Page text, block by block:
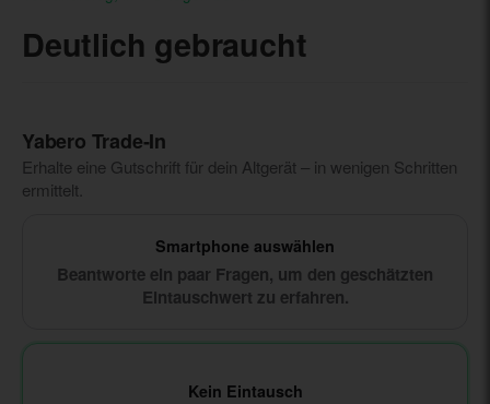
Deutlich gebraucht
Yabero Trade‑In
Erhalte eine Gutschrift für dein Altgerät – in wenigen Schritten
ermittelt.
Smartphone auswählen
Beantworte ein paar Fragen, um den geschätzten
Eintauschwert zu erfahren.
Kein Eintausch